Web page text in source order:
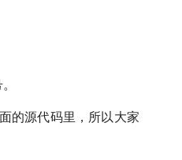
的源代码里，所以大家